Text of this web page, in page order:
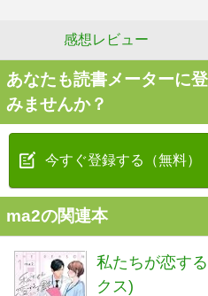
感想レビュー
あなたも読書メーターに
みませんか？
今すぐ登録する（無料）
ma2の関連本
私たちが恋す
クス)